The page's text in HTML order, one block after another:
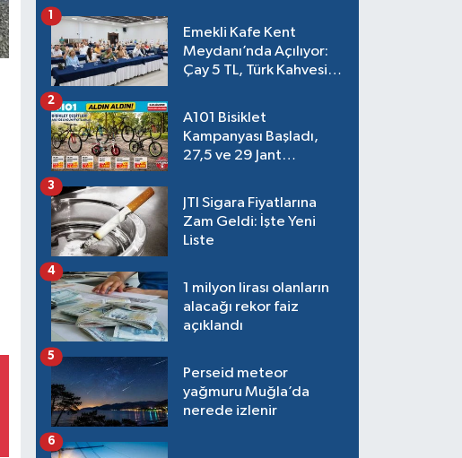
Emekli Kafe Kent
Meydanı’nda Açılıyor:
Çay 5 TL, Türk Kahvesi
1
A101 Bisiklet
Kampanyası Başladı,
27,5 ve 29 Jant
2
JTI Sigara Fiyatlarına
Zam Geldi: İşte Yeni
Liste
3
1 milyon lirası olanların
alacağı rekor faiz
açıklandı
4
Perseid meteor
yağmuru Muğla’da
nerede izlenir
5
6